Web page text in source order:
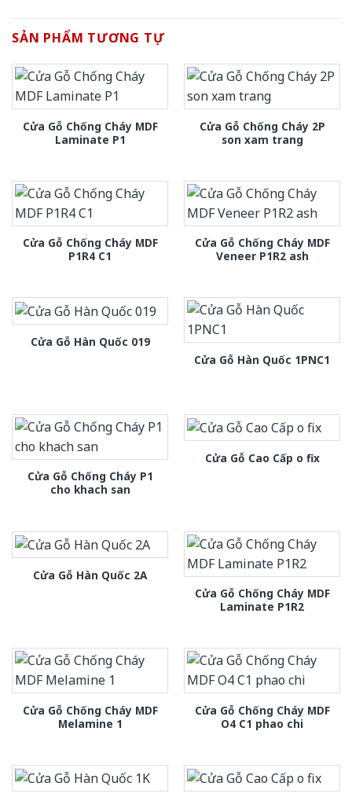
SẢN PHẨM TƯƠNG TỰ
Cửa Gỗ Chống Cháy MDF
Laminate P1
Cửa Gỗ Chống Cháy 2P
son xam trang
Cửa Gỗ Chống Cháy MDF
P1R4 C1
Cửa Gỗ Chống Cháy MDF
Veneer P1R2 ash
Cửa Gỗ Hàn Quốc 019
Cửa Gỗ Hàn Quốc 1PNC1
Cửa Gỗ Chống Cháy P1
cho khach san
Cửa Gỗ Cao Cấp o fix
Cửa Gỗ Hàn Quốc 2A
Cửa Gỗ Chống Cháy MDF
Laminate P1R2
Cửa Gỗ Chống Cháy MDF
Melamine 1
Cửa Gỗ Chống Cháy MDF
O4 C1 phao chi